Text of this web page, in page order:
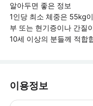
알아두면 좋은 정보
1인당 최소 체중은 55kg
부 또는 현기증이나 간질
10세 이상의 분들께 적합
이용정보